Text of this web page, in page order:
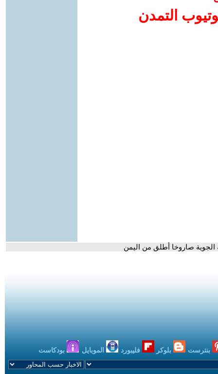
التمدن
الجوية صاروخا أطلق من اليمن
بنترست بلوكر فليبورد الموبايل بودكاست